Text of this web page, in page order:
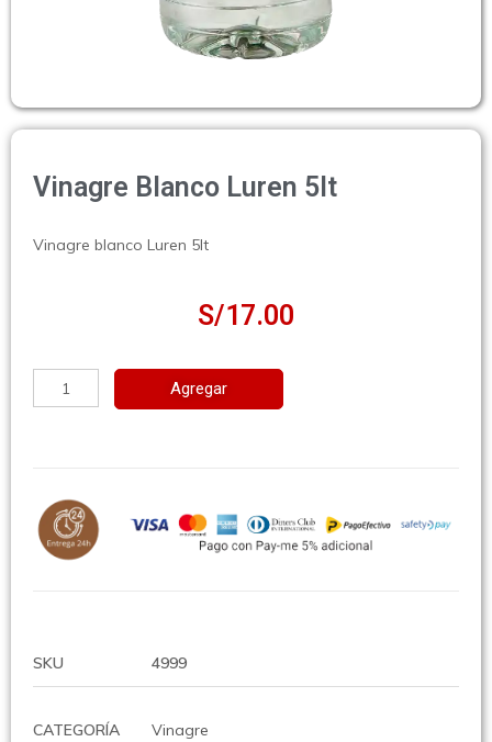
Vinagre Blanco Luren 5lt
Vinagre blanco Luren 5lt
S/17.00
Agregar
SKU 4999
CATEGORÍA Vinagre